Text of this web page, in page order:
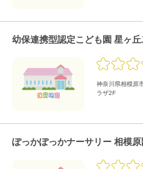
幼保連携型認定こども園 星ヶ丘
神奈川県相模原
ラザ2F
ぽっかぽっかナーサリー 相模原